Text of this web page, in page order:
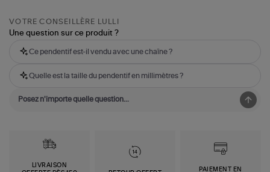
VOTRE CONSEILLÈRE LULLI
Une question sur ce produit ?
Ce pendentif est-il vendu avec une chaîne ?
Quelle est la taille du pendentif en millimètres ?
LIVRAISON
PAIEMENT EN